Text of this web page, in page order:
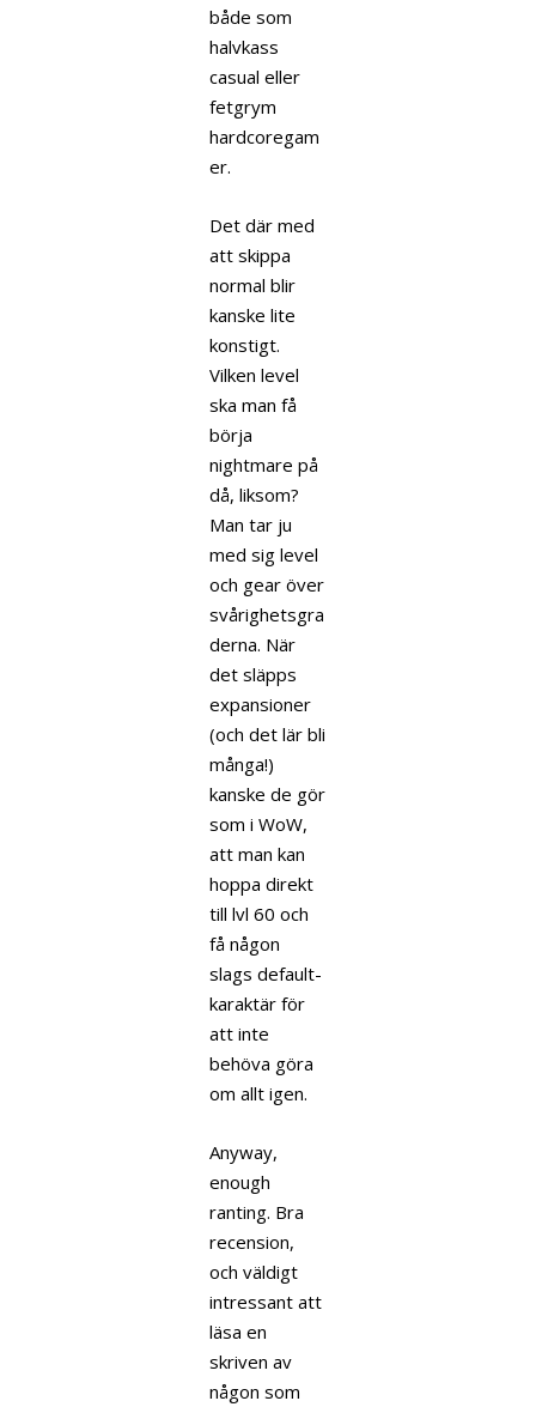
både som
halvkass
casual eller
fetgrym
hardcoregam
er.
Det där med
att skippa
normal blir
kanske lite
konstigt.
Vilken level
ska man få
börja
nightmare på
då, liksom?
Man tar ju
med sig level
och gear över
svårighetsgra
derna. När
det släpps
expansioner
(och det lär bli
många!)
kanske de gör
som i WoW,
att man kan
hoppa direkt
till lvl 60 och
få någon
slags default-
karaktär för
att inte
behöva göra
om allt igen.
Anyway,
enough
ranting. Bra
recension,
och väldigt
intressant att
läsa en
skriven av
någon som